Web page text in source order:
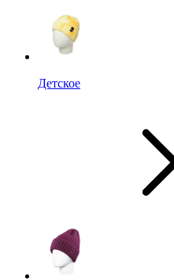
Детское